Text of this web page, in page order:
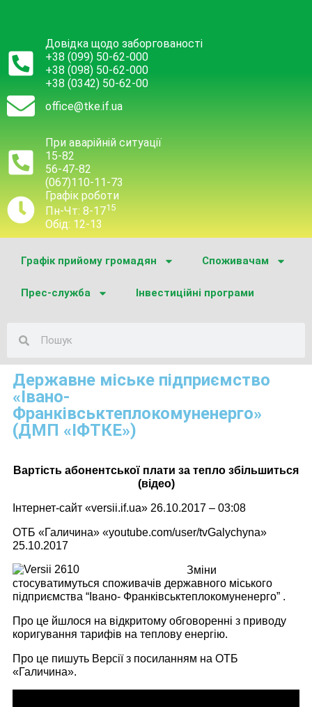
Довідка щодо заборгованості
+38 (099) 50-62-000
+38 (098) 50-62-000
+38 (0342) 50-62-00
office@tke.if.ua
При аварійній ситуації
15-82
56-47-82
(067)110-11-73
Графік роботи
Пн-Чт: 8-1715
Обід: 12-13
Графік прийому громадян Споживачам
Прес-служба Інвестиційні програми
Державне міське підприємство
«Івано-
Франківськтеплокомуненерго»
(ДМП «ІФТКЕ»)
Вартість абонентської плати за тепло збільшиться
(відео)
Інтернет-сайт «versii.if.ua» 26.10.2017 – 03:08
ОТБ «Галичина» «youtube.com/user/tvGalychyna»
25.10.2017
Зміни
стосуватимуться споживачів державного міського
підприємства “Івано- Франківськтеплокомуненерго” .
Про це йшлося на відкритому обговоренні з приводу
коригування тарифів на теплову енергію.
Про це пишуть Версії з посиланням на ОТБ
«Галичина».